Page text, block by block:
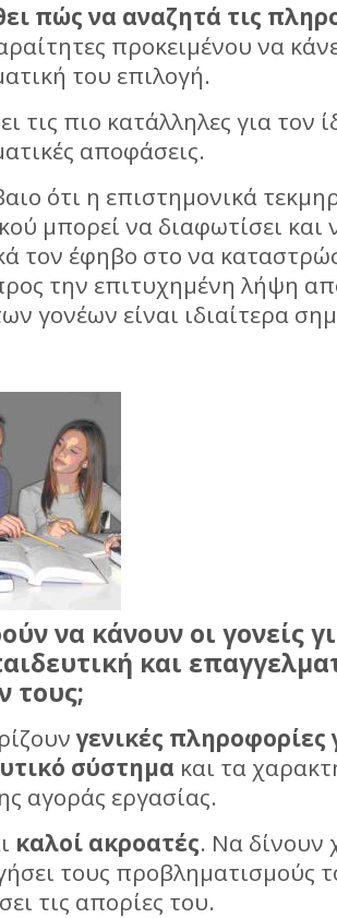
πώς να αναζητά τις
προκειμένου να
του επιλογή.
τις πιο κατάλληλες για τον
αποφάσεις.
ότι η επιστημονικά
μπορεί να διαφωτίσει και
τον έφηβο στο να
την επιτυχημένη λήψη
γονέων είναι ιδιαίτερα
να κάνουν οι γονείς
και
τους;
γενικές πληροφορίες
σύστημα και τα
αγοράς εργασίας.
καλοί ακροατές. Να δίνουν
τους προβληματισμούς
τις απορίες του.